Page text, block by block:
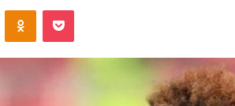
Odnoklassniki
Pocket